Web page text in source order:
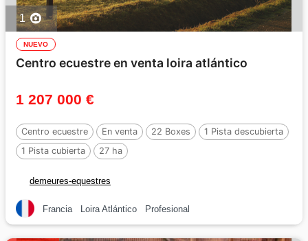
1
NUEVO
Centro ecuestre en venta loira atlántico
1 207 000 €
Centro ecuestre En venta 22 Boxes
1 Pista descubierta
1 Pista cubierta
27 ha
demeures-equestres
Francia Loira Atlántico Profesional